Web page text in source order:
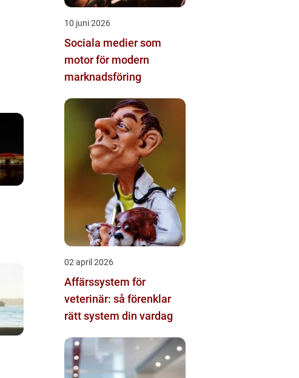
10 juni 2026
Sociala medier som
motor för modern
marknadsföring
02 april 2026
Affärssystem för
veterinär: så förenklar
rätt system din vardag